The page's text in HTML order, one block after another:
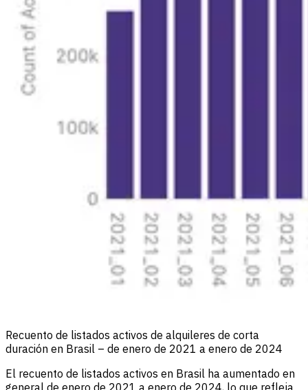
Recuento de listados activos de alquileres de corta
duración en Brasil – de enero de 2021 a enero de 2024
El recuento de listados activos en Brasil ha aumentado en
general de enero de 2021 a enero de 2024, lo que refleja